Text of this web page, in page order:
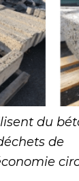
du
de